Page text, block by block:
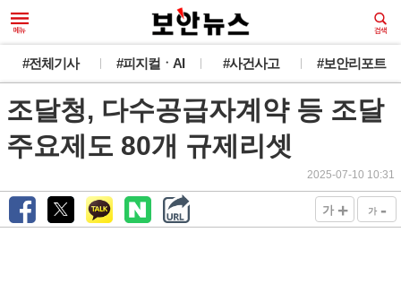
#전체기사 #피지컬ㆍAI #사건사고 #보안리포트
조달청, 다수공급자계약 등 조달
주요제도 80개 규제리셋
2025-07-10 10:31
가 + 가 -